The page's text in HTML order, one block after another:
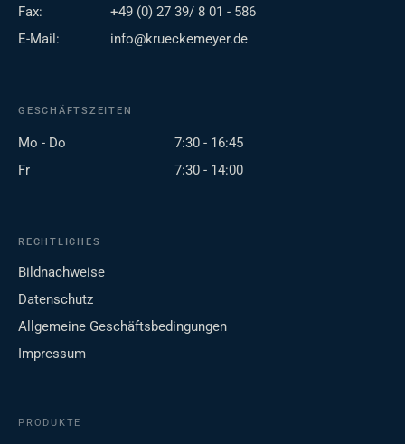
Fax:
+49 (0) 27 39/ 8 01 - 586
E-Mail:
info@krueckemeyer.de
GESCHÄFTSZEITEN
Mo - Do
7:30 - 16:45
Fr
7:30 - 14:00
RECHTLICHES
Bildnachweise
Datenschutz
Allgemeine Geschäftsbedingungen
Impressum
PRODUKTE